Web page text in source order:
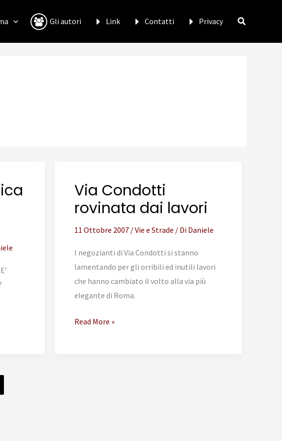
Gli autori Link Contatti Privacy
Via Condotti
rovinata dai lavori
11 Ottobre 2007 /Vie e Strade / Di Daniele
I negozianti di Via Condotti si stanno
lamentando per gli orribili ed inutili lavori
che hanno cambiato il volto alla via più
elegante di Roma.
Via
Read More »